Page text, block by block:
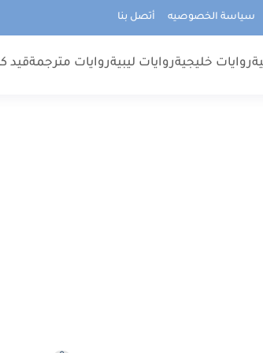
سياسة الخصوصيه أتصل بنا
روايات خليجيةروايات ليبيةروايات مترجمةقيد